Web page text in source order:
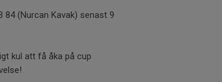
84 (Nurcan Kavak) senast 9
kul att få åka på cup